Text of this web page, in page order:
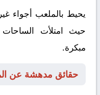
يحيط بالملعب أجواء
حيث امتلأت الساحات
مبكرة.
حقائق مدهشة عن